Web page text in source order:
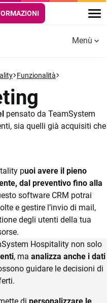
CRM E
Preventivi
Area
Servizi
aggiuntivi
Formazione
Menù
Funzionalità
pensato da TeamSystem
sia quelli già acquisiti che
puoi avere il pieno
dal preventivo fino alla
software CRM potrai
e gestire l’invio di mail,
degli utenti della tua
Hospitality non solo
, ma analizza anche i dati
guidare le decisioni di